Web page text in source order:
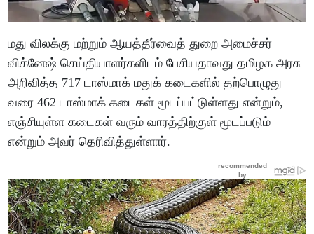
மது விலக்கு மற்றும் ஆயத்தீர்வைத் துறை அமைச்சர்
விக்னேஷ் செய்தியாளர்களிடம் பேசியதாவது தமிழக அரசு
அறிவித்த 717 டாஸ்மாக் மதுக் கடைகளில் தற்பொழுது
வரை 462 டாஸ்மாக் கடைகள் மூடப்பட்டுள்ளது என்றும்,
எஞ்சியுள்ள கடைகள் வரும் வாரத்திற்குள் மூடப்படும்
என்றும் அவர் தெரிவித்துள்ளார்.